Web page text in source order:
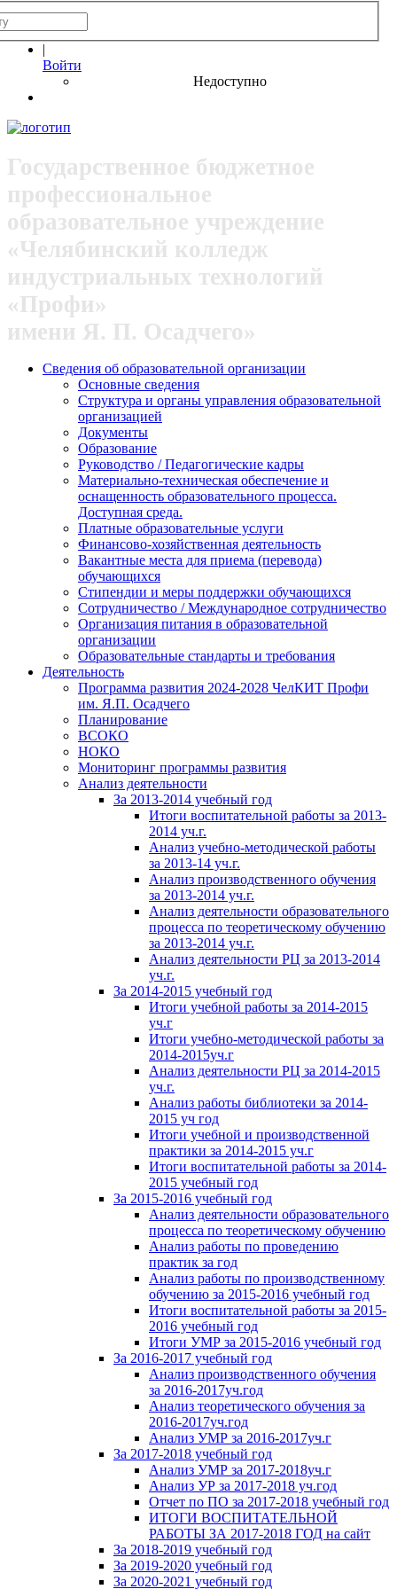
|
Войти
Недоступно
Государственное бюджетное
профессиональное
образовательное учреждение
«Челябинский колледж
индустриальных технологий
«Профи»
имени Я. П. Осадчего»
Сведения об образовательной организации
Основные сведения
Структура и органы управления образовательной
организацией
Документы
Образование
Руководство / Педагогические кадры
Материально-техническая обеспечение и
оснащенность образовательного процесса.
Доступная среда.
Платные образовательные услуги
Финансово-хозяйственная деятельность
Вакантные места для приема (перевода)
обучающихся
Стипендии и меры поддержки обучающихся
Сотрудничество / Международное сотрудничество
Организация питания в образовательной
организации
Образовательные стандарты и требования
Деятельность
Программа развития 2024-2028 ЧелКИТ Профи
им. Я.П. Осадчего
Планирование
ВСОКО
НОКО
Мониторинг программы развития
Анализ деятельности
За 2013-2014 учебный год
Итоги воспитательной работы за 2013-
2014 уч.г.
Анализ учебно-методической работы
за 2013-14 уч.г.
Анализ производственного обучения
за 2013-2014 уч.г.
Анализ деятельности образовательного
процесса по теоретическому обучению
за 2013-2014 уч.г.
Анализ деятельности РЦ за 2013-2014
уч.г.
За 2014-2015 учебный год
Итоги учебной работы за 2014-2015
уч.г
Итоги учебно-методической работы за
2014-2015уч.г
Анализ деятельности РЦ за 2014-2015
уч.г.
Анализ работы библиотеки за 2014-
2015 уч год
Итоги учебной и производственной
практики за 2014-2015 уч.г
Итоги воспитательной работы за 2014-
2015 учебный год
За 2015-2016 учебный год
Анализ деятельности образовательного
процесса по теоретическому обучению
Анализ работы по проведению
практик за год
Анализ работы по производственному
обучению за 2015-2016 учебный год
Итоги воспитательной работы за 2015-
2016 учебный год
Итоги УМР за 2015-2016 учебный год
За 2016-2017 учебный год
Анализ производственного обучения
за 2016-2017уч.год
Анализ теоретического обучения за
2016-2017уч.год
Анализ УМР за 2016-2017уч.г
За 2017-2018 учебный год
Анализ УМР за 2017-2018уч.г
Анализ УР за 2017-2018 уч.год
Отчет по ПО за 2017-2018 учебный год
ИТОГИ ВОСПИТАТЕЛЬНОЙ
РАБОТЫ ЗА 2017-2018 ГОД на сайт
За 2018-2019 учебный год
За 2019-2020 учебный год
За 2020-2021 учебный год